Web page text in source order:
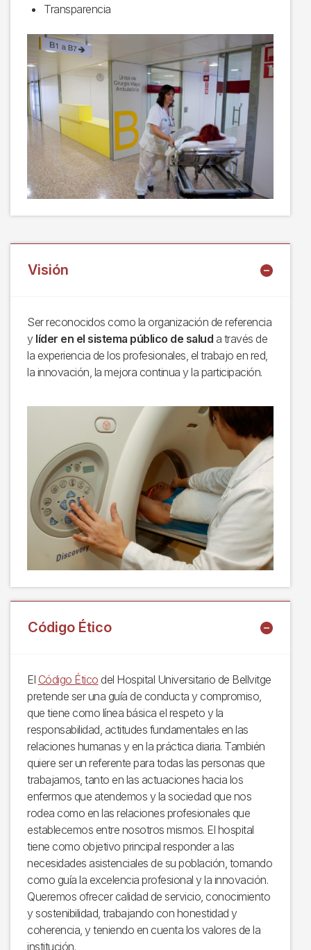
Transparencia
Visión
Ser reconocidos como la organización de referencia
ylíder en el sistema público de salud a través de
la experiencia de los profesionales, el trabajo en red,
la innovación, la mejora continua y la participación.
Código Ético
El Código Ético del Hospital Universitario de Bellvitge
pretende ser una guía de conducta y compromiso,
que tiene como línea básica el respeto y la
responsabilidad, actitudes fundamentales en las
relaciones humanas y en la práctica diaria. También
quiere ser un referente para todas las personas que
trabajamos, tanto en las actuaciones hacia los
enfermos que atendemos y la sociedad que nos
rodea como en las relaciones profesionales que
establecemos entre nosotros mismos. El hospital
tiene como objetivo principal responder a las
necesidades asistenciales de su población, tomando
como guía la excelencia profesional y la innovación.
Queremos ofrecer calidad de servicio, conocimiento
y sostenibilidad, trabajando con honestidad y
coherencia, y teniendo en cuenta los valores de la
institución.